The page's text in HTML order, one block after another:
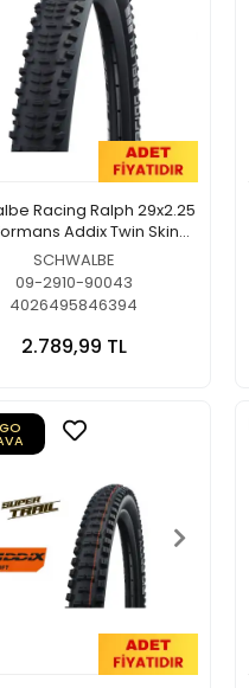
Racing Ralph 29x2.25
Addix Twin Skin
Katlanır Dış Lastik
SCHWALBE
09-2910-90043
4026495846394
2.789,99 TL